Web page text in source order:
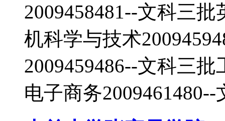
2009458481--文科三
机科学与技术
2009459486--文科三
电子商务2009461480--